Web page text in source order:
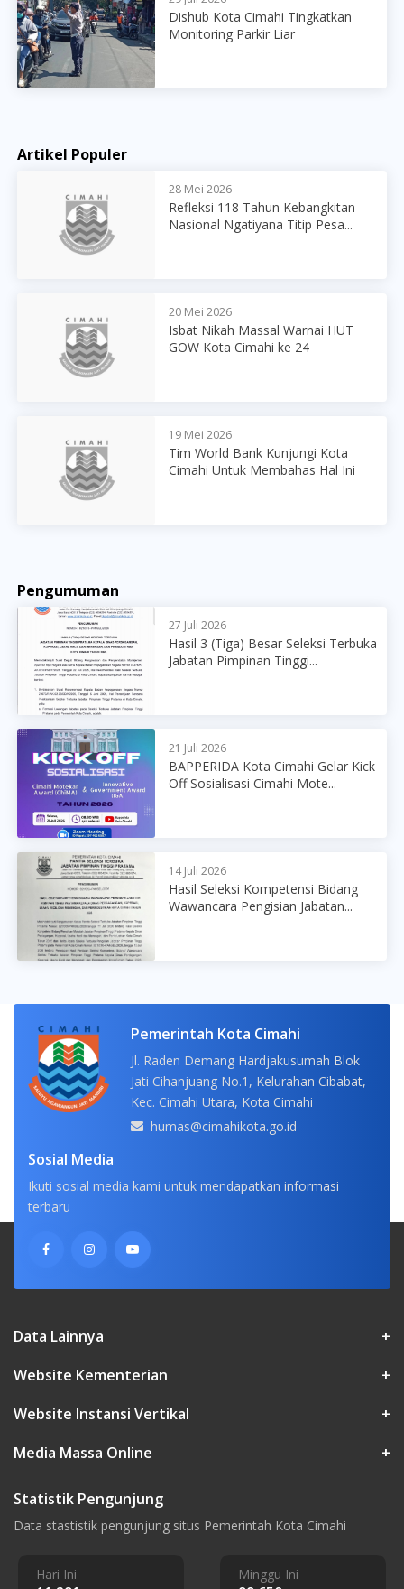
Dishub Kota Cimahi Tingkatkan
Monitoring Parkir Liar
Artikel Populer
28 Mei 2026
Refleksi 118 Tahun Kebangkitan
Nasional Ngatiyana Titip Pesa...
20 Mei 2026
Isbat Nikah Massal Warnai HUT
GOW Kota Cimahi ke 24
19 Mei 2026
Tim World Bank Kunjungi Kota
Cimahi Untuk Membahas Hal Ini
Pengumuman
27 Juli 2026
Hasil 3 (Tiga) Besar Seleksi Terbuka
Jabatan Pimpinan Tinggi...
21 Juli 2026
BAPPERIDA Kota Cimahi Gelar Kick
Off Sosialisasi Cimahi Mote...
14 Juli 2026
Hasil Seleksi Kompetensi Bidang
Wawancara Pengisian Jabatan...
Pemerintah Kota Cimahi
Jl. Raden Demang Hardjakusumah Blok
Jati Cihanjuang No.1, Kelurahan Cibabat,
Kec. Cimahi Utara, Kota Cimahi
humas@cimahikota.go.id
Sosial Media
Ikuti sosial media kami untuk mendapatkan informasi
terbaru
Data Lainnya
+
Website Kementerian
+
Website Instansi Vertikal
+
Media Massa Online
+
Statistik Pengunjung
Data stastistik pengunjung situs Pemerintah Kota Cimahi
Hari Ini Minggu Ini